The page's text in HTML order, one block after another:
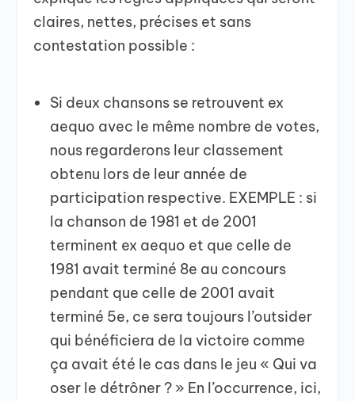
claires, nettes, précises et sans
contestation possible :
Si deux chansons se retrouvent ex
aequo avec le même nombre de votes,
nous regarderons leur classement
obtenu lors de leur année de
participation respective. EXEMPLE : si
la chanson de 1981 et de 2001
terminent ex aequo et que celle de
1981 avait terminé 8e au concours
pendant que celle de 2001 avait
terminé 5e, ce sera toujours l’outsider
qui bénéficiera de la victoire comme
ça avait été le cas dans le jeu « Qui va
oser le détrôner ? » En l’occurrence, ici,